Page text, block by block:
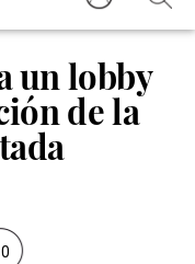
un lobby
de la
0